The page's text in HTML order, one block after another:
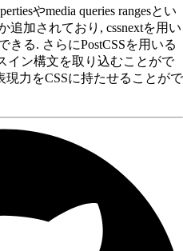
やmedia queries rangesとい
追加されており, cssnextを用い
きる. さらにPostCSSを用いる
イン構文を取り込むことがで
現力をCSSに持たせることがで